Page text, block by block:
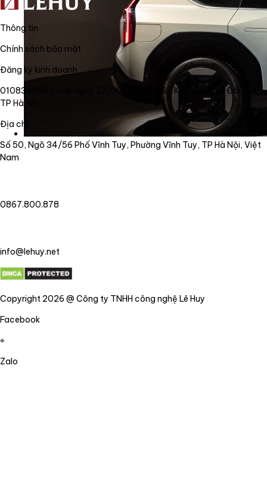
Thông tin
Chính sách bảo mật
Đăng ký kinh doanh
0108340562 cấp ngày 27/06/2018 bởi Sở Kế Hoạch và Đầu Tư
TP Hà Nội
Địa chỉ
Số 50, Ngõ 34/56 Phố Vĩnh Tuy, Phường Vĩnh Tuy, TP Hà Nội, Việt
Nam
0867.800.878
info@lehuy.net
Copyright 2026 @ Công ty TNHH công nghệ Lê Huy
Facebook
Zalo